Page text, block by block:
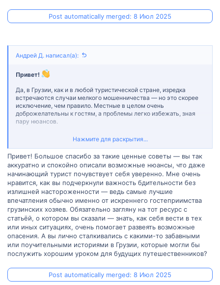
Post automatically merged: 8 Июл 2025
Андрей Д. написал(а):
Привет!
Да, в Грузии, как и в любой туристической стране, изредка
встречаются случаи мелкого мошенничества — но это скорее
исключение, чем правило. Местные в целом очень
доброжелательны к гостям, а проблемы легко избежать, зная
пару нюансов.
Советы для спокойного отдыха:
Такси— используйте Bolt/Yandex (фиксированные цены)
или уточняйте стоимость до посадки.
Рынки/кафе— проверяйте сдачу, особенно при оплате
наличными.
Жильё— бронируйте на проверенных площадках с
реальными отзывами.
Главное — сохранять разумную бдительность, и тогда ваш
отдых пройдёт идеально. Кстати, если хотите больше
информации для безопасного путешествия - вот полезная
статьяна ресурсе Madloba.
Грузия ждёт вас с радушием — приятного путешествия!
Нажмите для раскрытия...
Привет! Большое спасибо за такие ценные советы — вы так
аккуратно и спокойно описали возможные нюансы, что даже
начинающий турист почувствует себя уверенно. Мне очень
нравится, как вы подчеркнули важность бдительности без
излишней настороженности — ведь самые лучшие
впечатления обычно именно от искреннего гостеприимства
грузинских хозяев. Обязательно загляну на тот ресурс с
статьёй, о котором вы сказали — знать, как себя вести в тех
или иных ситуациях, очень помогает развеять возможные
опасения. А вы лично сталкивались с какими-то забавными
или поучительными историями в Грузии, которые могли бы
послужить хорошим уроком для будущих путешественников?
Post automatically merged: 8 Июл 2025